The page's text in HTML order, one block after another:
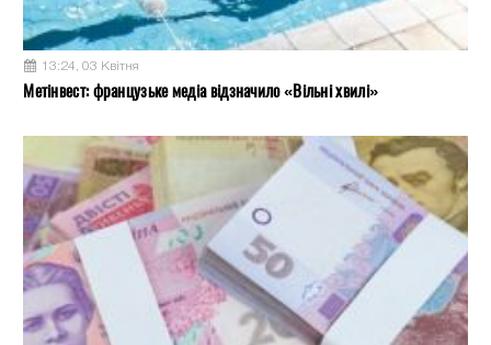
13:24, 03 Квітня
Метінвест: французьке медіа відзначило «Вільні хвилі»